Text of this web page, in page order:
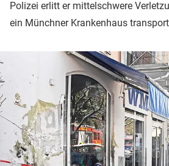
Polizei erlitt er mittelschwere
ein Münchner Krankenhaus